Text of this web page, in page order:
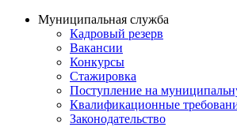
Муниципальная служба
Кадровый резерв
Вакансии
Конкурсы
Стажировка
Поступление на
Квалификационные
Законодательство